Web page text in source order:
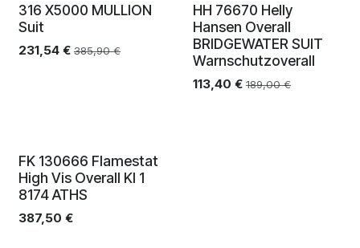
Ausverkauf
316 X5000 MULLION
Suit
231,54 € 385,90€
Ausverkauf
HH 76670 Helly
Hansen Overall
BRIDGEWATER SUIT
Warnschutzoverall
113,40 € 189,00€
Neu!
FK 130666 Flamestat
High Vis Overall Kl 1
8174 ATHS
387,50 €